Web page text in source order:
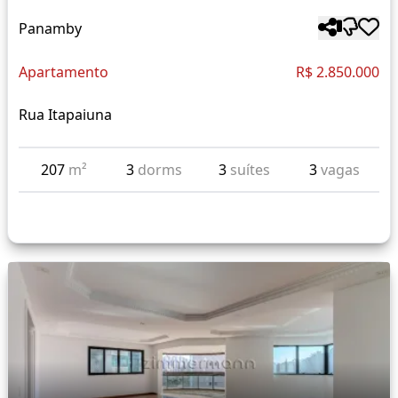
Panamby
Apartamento R$ 2.850.000
Rua Itapaiuna
207 m² 3 dorms 3 suítes 3vagas